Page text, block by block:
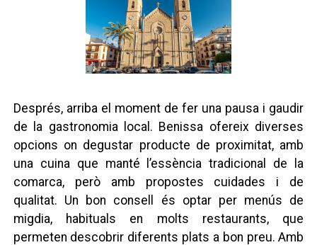
Després, arriba el moment de fer una pausa i gaudir
de la gastronomia local. Benissa ofereix diverses
opcions on degustar producte de proximitat, amb
una cuina que manté l’essència tradicional de la
comarca, però amb propostes cuidades i de
qualitat. Un bon consell és optar per menús de
migdia, habituals en molts restaurants, que
permeten descobrir diferents plats a bon preu. Amb